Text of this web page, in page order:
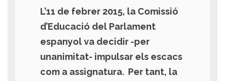
L’11 de febrer 2015, la Comissió
d’Educació del Parlament
espanyol va decidir -per
unanimitat- impulsar els escacs
com a assignatura. Per tant, la